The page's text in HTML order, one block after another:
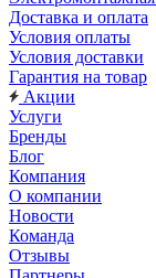
Доставка и оплата
Условия оплаты
Условия доставки
Гарантия на товар
Акции
Услуги
Бренды
Блог
Компания
О компании
Новости
Команда
Отзывы